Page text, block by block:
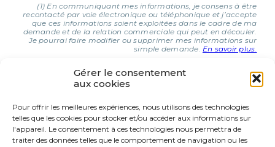
Gérer le consentement
aux cookies
Pour offrir les meilleures expériences, nous utilisons des technologies
telles que les cookies pour stocker et/ou accéder aux informations sur
l'appareil. Le consentement à ces technologies nous permettra de
traiter des données telles que le comportement de navigation ou les
(1) En communiquant mes informations, je consens à être
recontacté par voie électronique ou téléphonique et j’accepte
que ces informations soient exploitées dans le cadre de ma
demande et de la relation commerciale qui peut en découler.
Je pourrai faire modifier ou supprimer mes informations sur
simple demande. En savoir plus.
J'AI COMPRIS ET J'ACCEPTE (1)
9 Rue d’Italie
68310 Wittelsheim